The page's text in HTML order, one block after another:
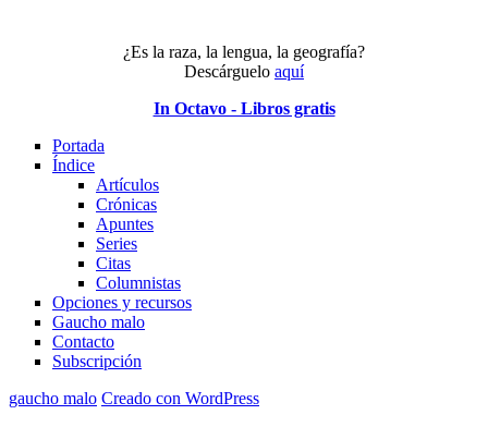
¿Es la raza, la lengua, la geografía?
Descárguelo aquí
In Octavo - Libros gratis
Portada
Índice
Artículos
Crónicas
Apuntes
Series
Citas
Columnistas
Opciones y recursos
Gaucho malo
Contacto
Subscripción
gaucho malo Creado con WordPress